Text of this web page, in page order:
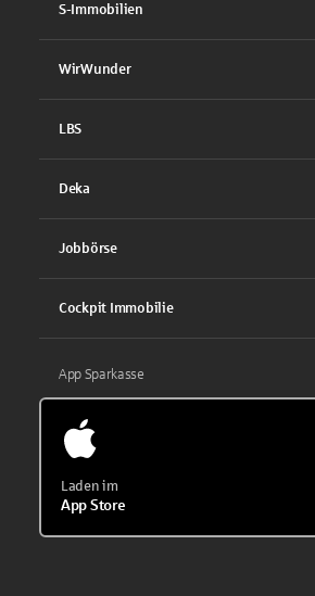
S-Immobilien
WirWunder
LBS
Deka
Jobbörse
Cockpit Immobilie
App Sparkasse
Laden im
App Store